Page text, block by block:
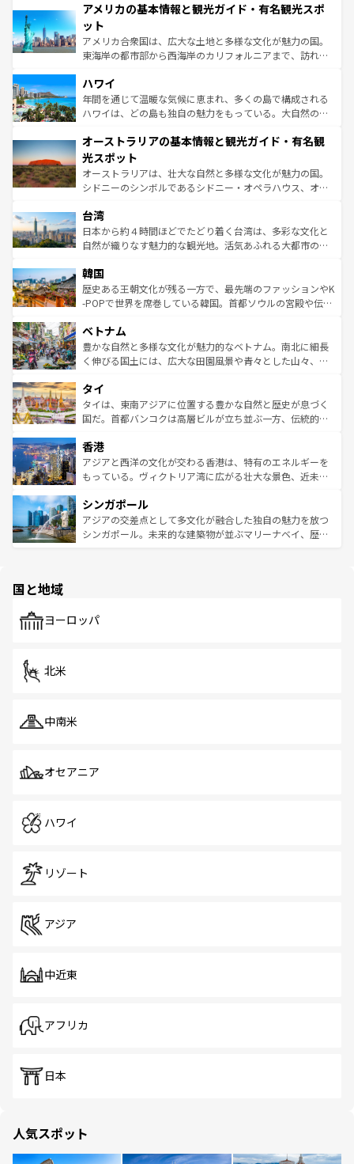
ンツ一覧を参照してほしい。
の建物がそのまま残る町や、スイスならではのユニークな
博物館もあり、アルプス観光だけでなく町歩きも満喫する
ことができる。国民の所得が高いため物価も高いが、旅行
者向けの交通パス提供のサービスもあり、うまく活用すれ
着のスイス情報は
アメリカの基本情報と観光ガイド・有名観光スポ
ット
アメリカ合衆国は、広大な土地と多様な文化が魅力の国。
東海岸の都市部から西海岸のカリフォルニアまで、訪れる
のような巨大都市は、観光、ショッピング、エンターテイ
ンメントが詰まった刺激的なスポットだ。一方、アメリカ
西部には大自然が広がり、グランドキャニオンやイエロー
部のニューオーリンズでは、音楽と美食が融合した独特の
文化が魅力。旅行者はアメリカの各地域で異なる魅力を楽
しみながら、その多様性と豊かな歴史を感じることができ
るだろう。車でのロードトリップや列車の旅も、アメリカ
情報は
ハワイ
年間を通じて温暖な気候に恵まれ、多くの島で構成される
ハワイは、どの島も独自の魅力をもっている。大自然の神
ワイ島は見逃せない。また、定番の観光地といえばオアフ
島だが、静かな自然を求めるならマウイ島やカウアイ島が
おすすめ。エメラルドグリーンに輝く海をはじめ、豊かな
文化や歴史が息づいている。「アロハスピリット」と呼ば
人々、おいしいローカルフードやハワイアンミュージッ
ク、伝統的なフラダンスなど、すべてがハワイの魅力を彩
っている。訪れるたびに新しい発見と感動が待っているハ
はコンテンツ一覧
オーストラリアの基本情報と観光ガイド・有名観
光スポット
オーストラリアは、壮大な自然と多様な文化が魅力の国。
シドニーのシンボルであるシドニー・オペラハウス、オー
リアリーフや大陸中央部にそびえるウルル（エアーズロッ
ク）、タスマニアの美しい原生林やケアンズの熱帯雨林な
ど、見どころがたくさん。また、カフェやワイン、オージ
いる。アクティビティも充実しており、サーフィンやダイ
ビング、ハイキングなど、アウトドア好きにはたまらな
い。オーストラリアの多彩な魅力を存分に味わいつくそ
参照してほしい。
台湾
日本から約４時間ほどでたどり着く台湾は、多彩な文化と
自然が織りなす魅力的な観光地。活気あふれる大都市の台
ン）、静ひつな山岳地帯である台湾東部など、都市の喧騒
と山間の静けさが共存しており、訪れる人に新しい発見と
驚きをもたらしてくれる。また、奥深い台湾の食文化も魅
容にもいいと評判のスイーツなど、バラエティ豊かな料理
が味わえる。 なお、新着の台湾情報は コンテンツ一覧を参
照してほしい。
韓国
歴史ある王朝文化が残る一方で、最先端のファッションやK
-POPで世界を席巻している韓国。首都ソウルの宮殿や伝統
き、地方に足を延ばせば四季折々の自然美を楽しむことが
できる。そして、キムチや焼肉、絶品のストリートフード
まで、さまざまな韓国料理が待っている。夜には、韓国な
リティに包まれながら、韓国の多彩な魅力を心ゆくまで味
わってみてほしい。 なお、新着の韓国情報はコンテンツ一
覧を参照してほしい。
ベトナム
豊かな自然と多様な文化が魅力的なベトナム。南北に細長
く伸びる国土には、広大な田園風景や青々とした山々、世
急速な発展と共に伝統が息づく。ハノイの古い町並みやホ
ーチミン市のフランス統治時代の建物も、独特の雰囲気を
醸し出している。また、バラエティの豊かさとおいしさで
とつ。フォーやバインミー、ベトナムコーヒーなどは、ぜ
ひ現地で味わいたい。どの地域を訪れてもあたたかい人々
が旅行者を迎えてくれるので、きっと忘れられない旅にな
参照してほしい。
タイ
タイは、東南アジアに位置する豊かな自然と歴史が息づく
国だ。首都バンコクは高層ビルが立ち並ぶ一方、伝統的な
の活気が交差している。北部ではチェンマイなどの山岳地
帯で自然と触れ合い、南部ではプーケットやクラビの美し
いビーチでリゾート気分を楽しむことができる。タイ料理
激する。気候は一年中温暖で、どの季節にも異なる楽しみ
が待っている。親しみやすいタイの人々、仏教を中心とし
た文化、そして多様な観光資源が、訪れる旅人を魅了し続
香港
アジアと西洋の文化が交わる香港は、特有のエネルギーを
もっている。ヴィクトリア湾に広がる壮大な景色、近未来
み、どこを訪れても感動するはず。観光スポットが密集し
ており、効率よく見どころを回れるのも魅力。息をのむよ
うな絶景から文化的な体験まで、香港を存分に楽しみ尽く
シンガポール
アジアの交差点として多文化が融合した独自の魅力を放つ
シンガポール。未来的な建築物が並ぶマリーナベイ、歴史
で、ホーカーズは地元の風情を楽しめる外せないスポット
国と地域
ヨーロッパ
北米
中南米
オセアニア
ハワイ
リゾート
アジア
中近東
アフリカ
日本
人気スポット